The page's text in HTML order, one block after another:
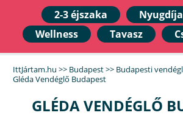
2-3 éjszaka
Wellness
Tavasz
IttJártam.hu >> Budapest>> Budapesti
Gléda Vendéglő Budapest
GLÉDA VENDÉGLŐ